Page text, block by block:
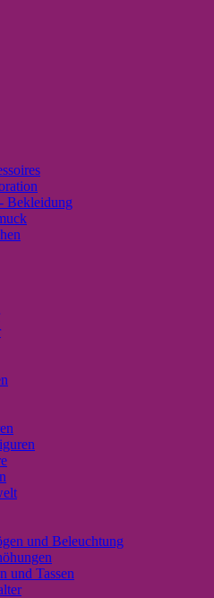
Bekleidung
und Beleuchtung
und Tassen